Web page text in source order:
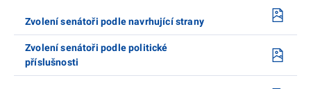
Zvolení senátoři podle navrhující strany
Zvolení senátoři podle politické
příslušnosti